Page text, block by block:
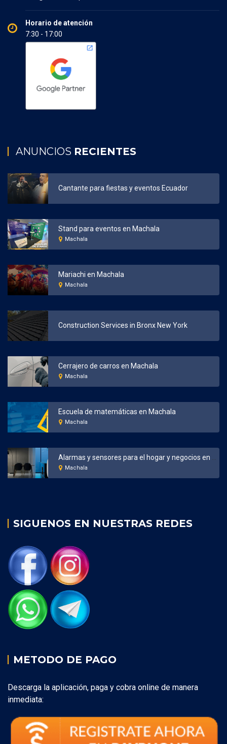
Horario de atención
7:30 - 17:00
ANUNCIOS RECIENTES
Cantante para fiestas y eventos Ecuador
Stand para eventos en Machala
Machala
Mariachi en Machala
Machala
Construction Services in Bronx New York
Cerrajero de carros en Machala
Machala
Escuela de matemáticas en Machala
Machala
Machala
SIGUENOS EN NUESTRAS REDES
METODO DE PAGO
Descarga la aplicación, paga y cobra online de manera
inmediata: